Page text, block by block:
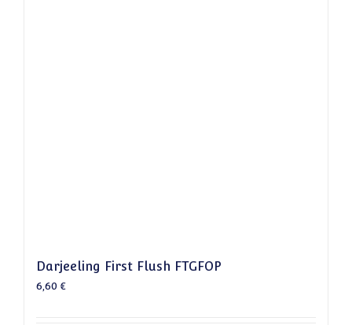
Darjeeling First Flush FTGFOP
6,60 €